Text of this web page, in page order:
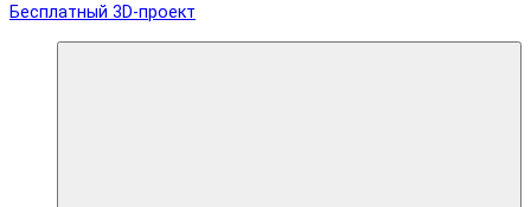
Бесплатный 3D-проект